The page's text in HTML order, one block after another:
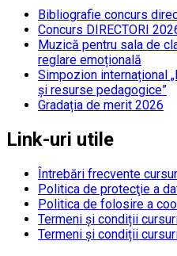
Bibliografie concurs
Concurs DIRECTORI
Muzică pentru sala de
reglare emoțională
Simpozion internațional
și resurse pedagogice”
Gradația de merit 2026
Link-uri utile
Întrebări frecvente
Politica de protecţie a
Politica de folosire a
Termeni și condiții
Termeni și condiții